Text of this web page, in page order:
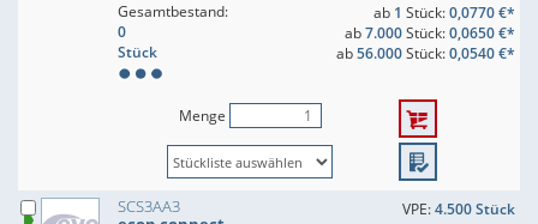
Gesamtbestand:
0
Stück
ab 1 Stück:0,0770 €*
ab7.000Stück:0,0650 €*
ab56.000Stück:0,0540 €*
Menge
SCS3AA3
VPE:4.500 Stück